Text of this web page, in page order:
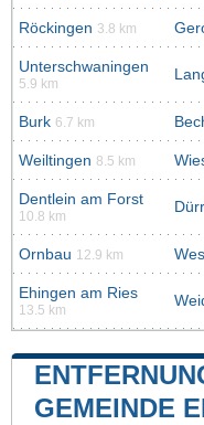
Röckingen 3.8 km
Unterschwaningen
5.9 km
Burk 6.7 km
Weiltingen 8.5 km
Dentlein am Forst
10.8 km
Ornbau 12.9 km
Ehingen am Ries
13.5 km
GEMEINDE